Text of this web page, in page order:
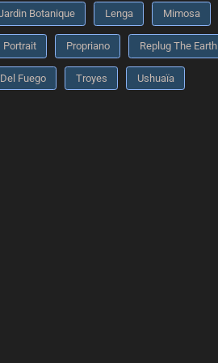
Botanique Lenga Mimosa
Portrait Propriano Replug The Earth
Fuego Troyes Ushuaïa